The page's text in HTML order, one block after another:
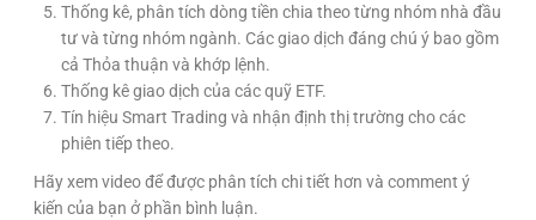
Thống kê, phân tích dòng tiền chia theo từng nhóm nhà đầu
tư và từng nhóm ngành. Các giao dịch đáng chú ý bao gồm
cả Thỏa thuận và khớp lệnh.
Thống kê giao dịch của các quỹ ETF.
Tín hiệu Smart Trading và nhận định thị trường cho các
phiên tiếp theo.
Hãy xem video để được phân tích chi tiết hơn và comment ý
kiến của bạn ở phần bình luận.